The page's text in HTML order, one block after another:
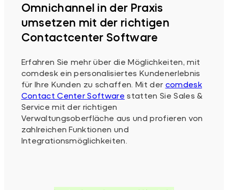
Omnichannel in der Praxis
umsetzen mit der richtigen
Contactcenter Software
Erfahren Sie mehr über die Möglichkeiten, mit
comdesk ein personalisiertes Kundenerlebnis
für Ihre Kunden zu schaffen. Mit der comdesk
Contact Center Software statten Sie Sales &
Service mit der richtigen
Verwaltungsoberfläche aus und profieren von
zahlreichen Funktionen und
Integrationsmöglichkeiten.